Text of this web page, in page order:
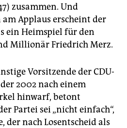
zusammen. Und
Applaus erscheint der
ein Heimspiel für den
Millionär Friedrich Merz.
Vorsitzende der CDU-
2002 nach einem
hinwarf, betont
Partei sei „nicht einfach“,
der nach Losentscheid als